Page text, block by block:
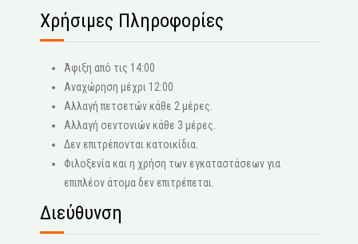
Χρήσιμες Πληροφορίες
Άφιξη από τις 14:00
Αναχώρηση μέχρι 12:00
Αλλαγή πετσετών κάθε 2 μέρες.
Αλλαγή σεντονιών κάθε 3 μέρες.
Δεν επιτρέπονται κατοικίδια.
Φιλοξενία και η χρήση των εγκαταστάσεων για
επιπλέον άτομα δεν επιτρέπεται.
Διεύθυνση